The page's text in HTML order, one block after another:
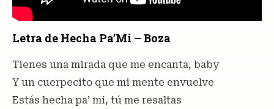
Letra de Hecha Pa’Mi – Boza
Tienes una mirada que me encanta, baby
Y un cuerpecito que mi mente envuelve
Estás hecha pa’ mi, tú me resaltas